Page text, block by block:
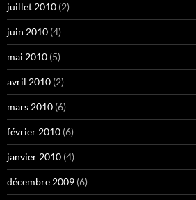
juillet 2010 (2)
juin 2010 (4)
mai 2010 (5)
avril 2010 (2)
mars 2010 (6)
février 2010 (6)
janvier 2010 (4)
décembre 2009 (6)